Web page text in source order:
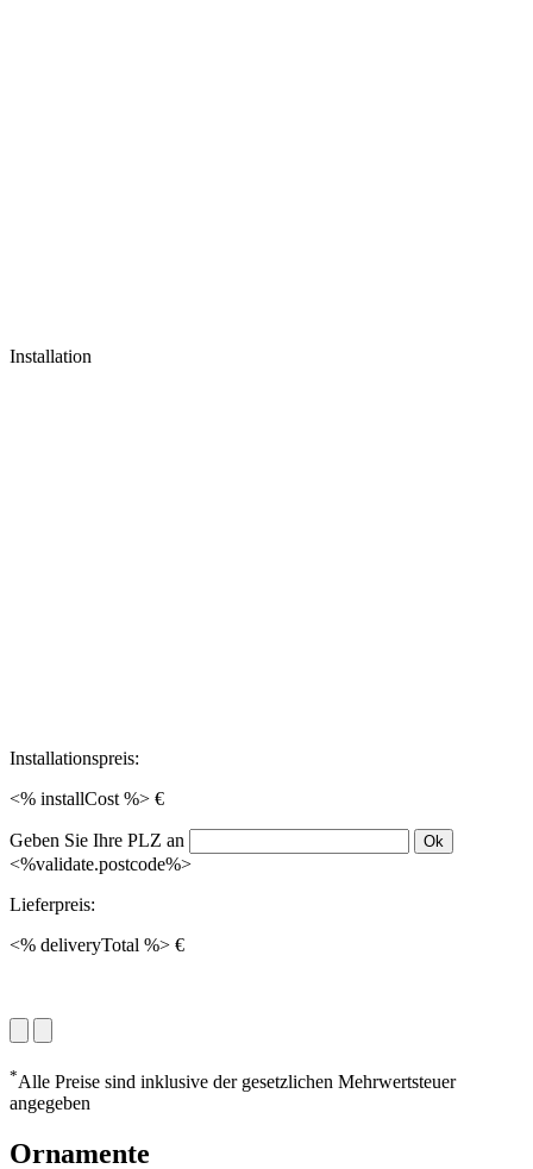
Installation
Installationspreis:
<% installCost %> €
Geben Sie Ihre PLZ an Ok
<%validate.postcode%>
Lieferpreis:
<% deliveryTotal %> €
*Alle Preise sind inklusive der gesetzlichen Mehrwertsteuer
angegeben
Ornamente